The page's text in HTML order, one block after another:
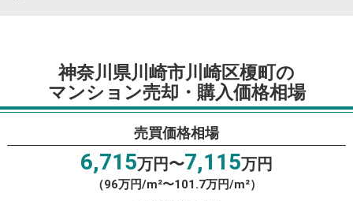
神奈川県川崎市川崎区榎町の
マンション売却・購入価格相場
売買価格相場
6,715万円〜7,115万円
（96万円/m²〜101.7万円/m²）